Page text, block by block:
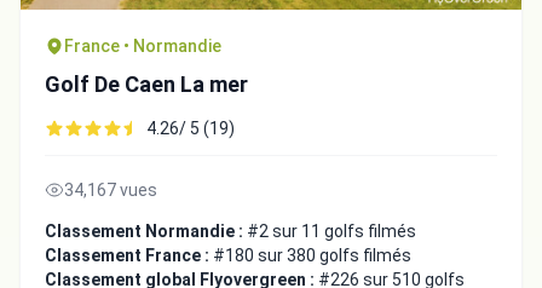
France • Normandie
Golf De Caen La mer
4.26/ 5 (19)
34,167 vues
Classement Normandie : #2 sur 11 golfs filmés
Classement France : #180 sur 380 golfs filmés
Classement global Flyovergreen : #226 sur 510 golfs